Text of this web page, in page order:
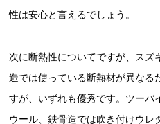
性は安心と言えるでしょう。
次に断熱性についてですが、スズ
造では使っている断熱材が異なる
すが、いずれも優秀です。ツーバ
ウール、鉄骨造では吹き付けウレ